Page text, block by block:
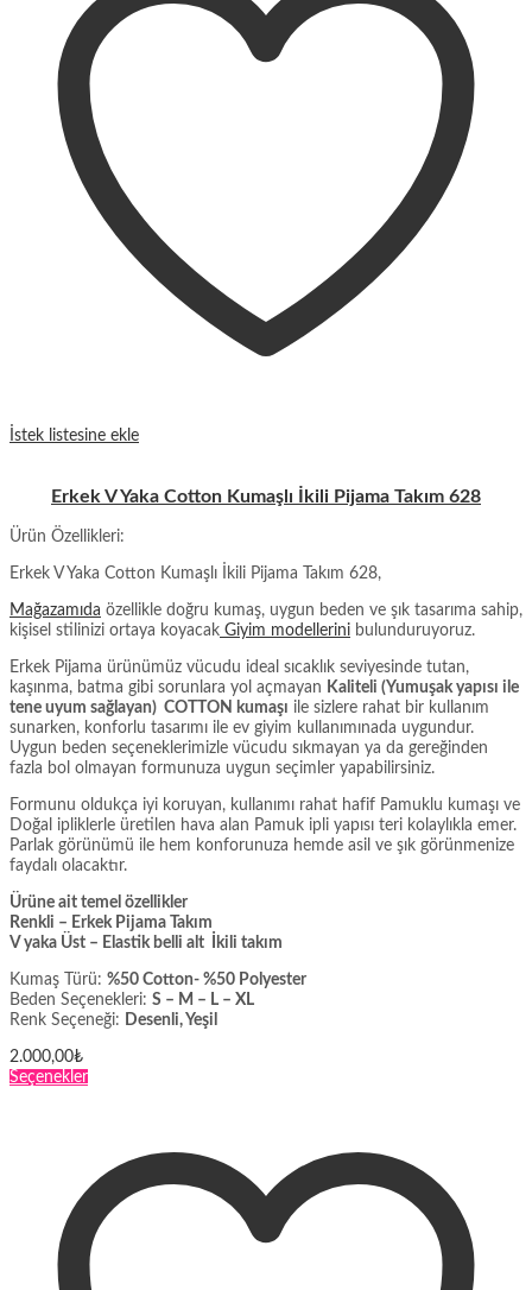
İstek listesine ekle
Erkek V Yaka Cotton Kumaşlı İkili Pijama Takım 628
Ürün Özellikleri:
Erkek V Yaka Cotton Kumaşlı İkili Pijama Takım 628,
Mağazamıda özellikle doğru kumaş, uygun beden ve şık tasarıma sahip,
kişisel stilinizi ortaya koyacak Giyim modellerini bulunduruyoruz.
Erkek Pijama ürünümüz vücudu ideal sıcaklık seviyesinde tutan,
kaşınma, batma gibi sorunlara yol açmayan Kaliteli (Yumuşak yapısı ile
tene uyum sağlayan) COTTON kumaşı ile sizlere rahat bir kullanım
sunarken, konforlu tasarımı ile ev giyim kullanımınada uygundur.
Uygun beden seçeneklerimizle vücudu sıkmayan ya da gereğinden
fazla bol olmayan formunuza uygun seçimler yapabilirsiniz.
Formunu oldukça iyi koruyan, kullanımı rahat hafif Pamuklu kumaşı ve
Doğal ipliklerle üretilen hava alan Pamuk ipli yapısı teri kolaylıkla emer.
Parlak görünümü ile hem konforunuza hemde asil ve şık görünmenize
faydalı olacaktır.
Ürüne ait temel özellikler
Renkli – Erkek Pijama Takım
V yaka Üst – Elastik belli alt İkili takım
Kumaş Türü: %50 Cotton- %50 Polyester
Beden Seçenekleri: S – M – L – XL
Renk Seçeneği: Desenli, Yeşil
2.000,00₺
SeçeneklerBu
varyasyonu
var.
Seçenekler
ürün
sayfasından
seçilebilir